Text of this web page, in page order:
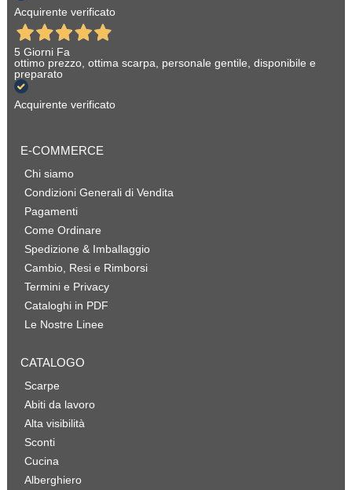
Acquirente verificato
5 Giorni Fa
ottimo prezzo, ottima scarpa, personale gentile, disponibile e
preparato
Acquirente verificato
E-COMMERCE
Chi siamo
Condizioni Generali di Vendita
Pagamenti
Come Ordinare
Spedizione & Imballaggio
Cambio, Resi e Rimborsi
Termini e Privacy
Cataloghi in PDF
Le Nostre Linee
CATALOGO
Scarpe
Abiti da lavoro
Alta visibilità
Sconti
Cucina
Alberghiero